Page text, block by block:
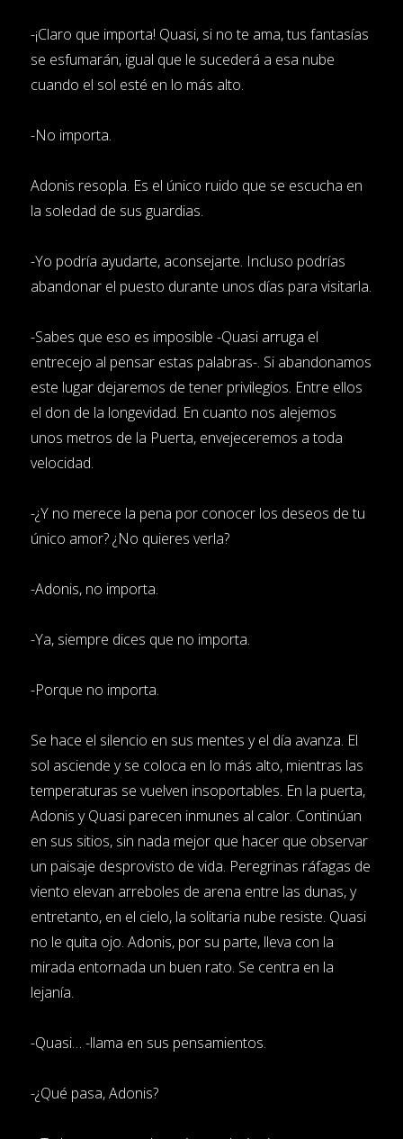
-¡Claro que importa! Quasi, si no te ama, tus fantasías
se esfumarán, igual que le sucederá a esa nube
cuando el sol esté en lo más alto.
-No importa.
Adonis resopla. Es el único ruido que se escucha en
la soledad de sus guardias.
-Yo podría ayudarte, aconsejarte. Incluso podrías
abandonar el puesto durante unos días para visitarla.
-Sabes que eso es imposible -Quasi arruga el
entrecejo al pensar estas palabras-. Si abandonamos
este lugar dejaremos de tener privilegios. Entre ellos
el don de la longevidad. En cuanto nos alejemos
unos metros de la Puerta, envejeceremos a toda
velocidad.
-¿Y no merece la pena por conocer los deseos de tu
único amor? ¿No quieres verla?
-Adonis, no importa.
-Ya, siempre dices que no importa.
-Porque no importa.
Se hace el silencio en sus mentes y el día avanza. El
sol asciende y se coloca en lo más alto, mientras las
temperaturas se vuelven insoportables. En la puerta,
Adonis y Quasi parecen inmunes al calor. Continúan
en sus sitios, sin nada mejor que hacer que observar
un paisaje desprovisto de vida. Peregrinas ráfagas de
viento elevan arreboles de arena entre las dunas, y
entretanto, en el cielo, la solitaria nube resiste. Quasi
no le quita ojo. Adonis, por su parte, lleva con la
mirada entornada un buen rato. Se centra en la
lejanía.
-Quasi… -llama en sus pensamientos.
-¿Qué pasa, Adonis?